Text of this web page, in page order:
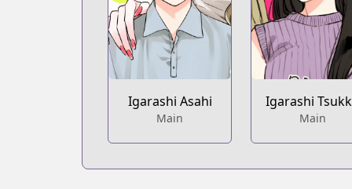
Igarashi Asahi
Main
Igarashi
Main